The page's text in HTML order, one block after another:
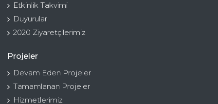
Etkinlik Takvimi
Duyurular
2020 Ziyaretçilerimiz
Projeler
Devam Eden Projeler
Tamamlanan Projeler
Hizmetlerimiz